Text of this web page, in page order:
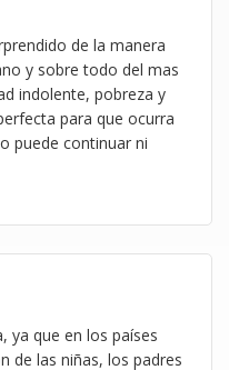
de la manera
y sobre todo del mas
indolente, pobreza y
para que ocurra
puede continuar ni
ya que en los países
de las niñas, los padres